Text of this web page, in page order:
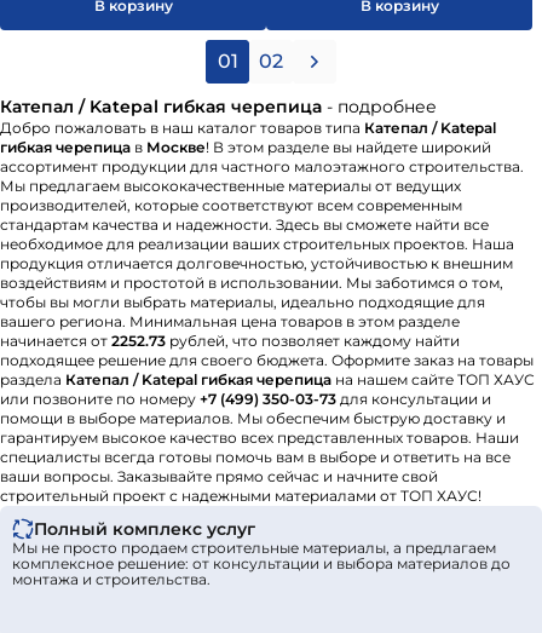
В корзину В корзину
01 02
Катепал / Katepal гибкая черепица - подробнее
Добро пожаловать в наш каталог товаров типа Катепал / Katepal
гибкая черепица в Москве! В этом разделе вы найдете широкий
ассортимент продукции для частного малоэтажного строительства.
Мы предлагаем высококачественные материалы от ведущих
производителей, которые соответствуют всем современным
стандартам качества и надежности. Здесь вы сможете найти все
необходимое для реализации ваших строительных проектов. Наша
продукция отличается долговечностью, устойчивостью к внешним
воздействиям и простотой в использовании. Мы заботимся о том,
чтобы вы могли выбрать материалы, идеально подходящие для
вашего региона. Минимальная цена товаров в этом разделе
начинается от 2252.73 рублей, что позволяет каждому найти
подходящее решение для своего бюджета. Оформите заказ на товары
раздела Катепал / Katepal гибкая черепица на нашем сайте ТОП ХАУС
или позвоните по номеру +7 (499) 350-03-73 для консультации и
помощи в выборе материалов. Мы обеспечим быструю доставку и
гарантируем высокое качество всех представленных товаров. Наши
специалисты всегда готовы помочь вам в выборе и ответить на все
ваши вопросы. Заказывайте прямо сейчас и начните свой
строительный проект с надежными материалами от ТОП ХАУС!
Полный комплекс услуг
Мы не просто продаем строительные материалы, а предлагаем
комплексное решение: от консультации и выбора материалов до
монтажа и строительства.